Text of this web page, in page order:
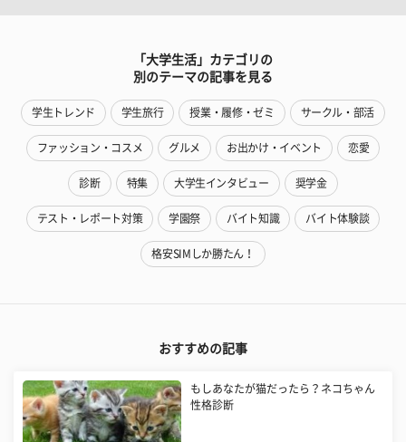
「大学生活」カテゴリの
別のテーマの記事を見る
学生トレンド 学生旅行 授業・履修・ゼミ サークル・部活
ファッション・コスメ グルメ お出かけ・イベント 恋愛
診断 特集 大学生インタビュー 奨学金
テスト・レポート対策 学園祭 バイト知識 バイト体験談
格安SIMしか勝たん！
おすすめの記事
もしあなたが猫だったら？ネコちゃん
性格診断